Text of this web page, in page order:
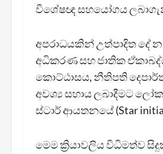
විශේෂඥ සහයෝගය
අපරාධයකින් උත්පාදිත දේ
අධිකරණ සහ ජාතික
කොට්ඨාසය, නීතිපති
අවශ්‍ය සහාය ලබාදීමට
ස්ටාර් ආයතනයේ (Star
මෙම ක්‍රියාවලිය විධිමත්ව